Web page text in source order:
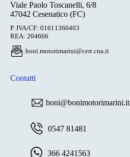
Viale Paolo Toscanelli, 6/8
47042 Cesenatico (FC)
P. IVA/CF: 01611360403
REA: 204666
boni.motorimarini@cert.cna.it
Contatti
boni@bonimotorimarini.it
0547 81481
366 4241563